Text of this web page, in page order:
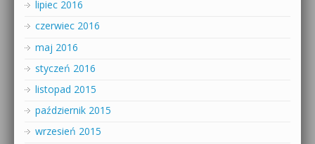
lipiec 2016
czerwiec 2016
maj 2016
styczeń 2016
listopad 2015
październik 2015
wrzesień 2015